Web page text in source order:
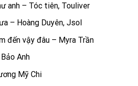
anh – Tóc tiên, Touliver
– Hoàng Duyên, Jsol
đến vậy đâu – Myra Trần
Anh
Mỹ Chi